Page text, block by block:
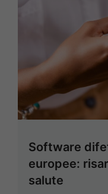
Software
europee:
salute